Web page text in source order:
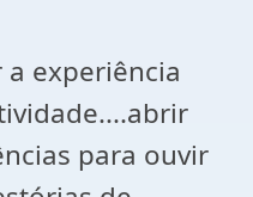
experiência
para ouvir